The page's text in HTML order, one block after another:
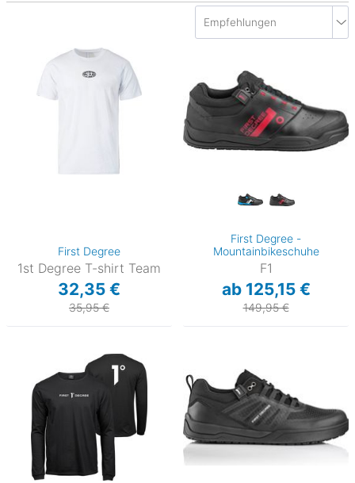
First Degree
1st Degree T-shirt Team
32,35 €
35,95 €
First Degree -
Mountainbikeschuhe
F1
ab 125,15 €
149,95 €